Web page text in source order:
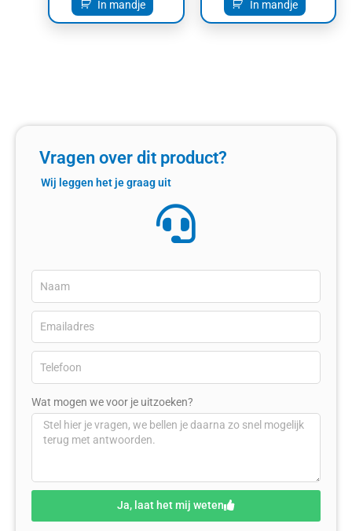
In mandje In mandje
Vragen over dit product?
Wij leggen het je graag uit
Wat mogen we voor je uitzoeken?
Ja, laat het mij weten